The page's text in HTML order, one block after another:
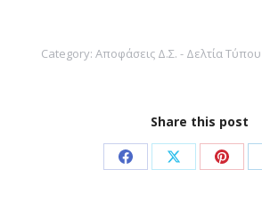
Category: Αποφάσεις Δ.Σ. - Δελτία Τύπου
Share this post
Share Share Share